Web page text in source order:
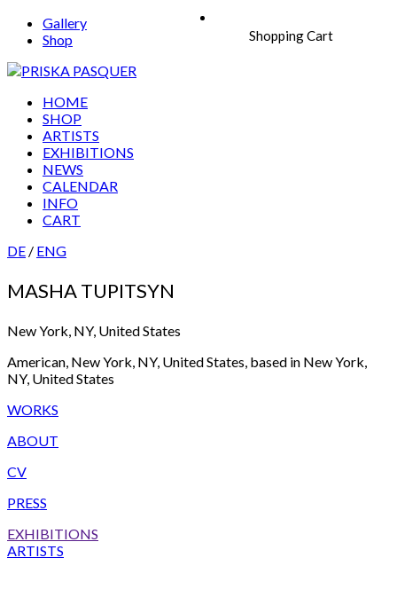
Gallery
Shop
Shopping Cart
HOME
SHOP
ARTISTS
EXHIBITIONS
NEWS
CALENDAR
INFO
CART
DE / ENG
MASHA TUPITSYN
New York, NY, United States
American, New York, NY, United States, based in New York,
NY, United States
WORKS
ABOUT
CV
PRESS
EXHIBITIONS
ARTISTS